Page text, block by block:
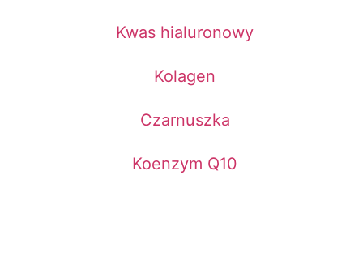
Kwas hialuronowy
Kolagen
Czarnuszka
Koenzym Q10